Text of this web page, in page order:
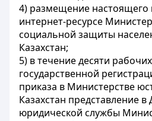
4) размещение настоящего
интернет-ресурсе
социальной защиты
Казахстан;
5) в течение десяти
государственной
приказа в Министерстве
Казахстан представление
юридической службы